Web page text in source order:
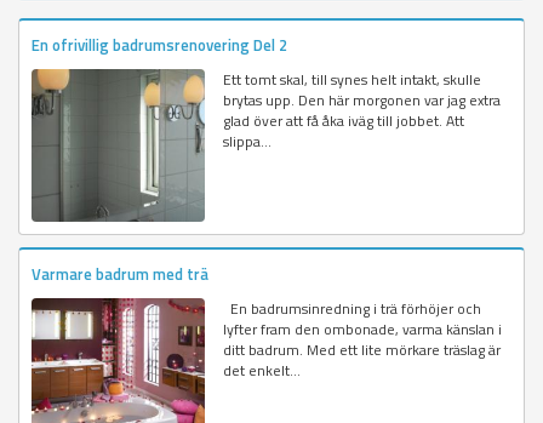
En ofrivillig badrumsrenovering Del 2
Ett tomt skal, till synes helt intakt, skulle
brytas upp. Den här morgonen var jag extra
glad över att få åka iväg till jobbet. Att
slippa...
Varmare badrum med trä
En badrumsinredning i trä förhöjer och
lyfter fram den ombonade, varma känslan i
ditt badrum. Med ett lite mörkare träslag är
det enkelt...